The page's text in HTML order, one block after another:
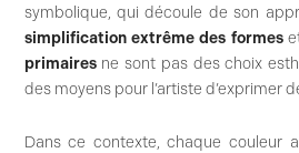
symbolique, qui découle de son
simplification extrême des formes
primairesne sont pas des choix
des moyens pour l’artiste d’exprimer
Dans ce contexte, chaque couleur